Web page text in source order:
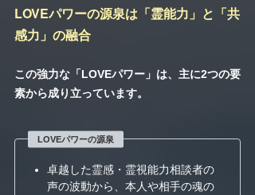
LOVEパワーの源泉は「霊能力」と「共
感力」の融合
この強力な「LOVEパワー」は、主に2つの要
素から成り立っています。
LOVEパワーの源泉
卓越した霊感・霊視能力相談者の
声の波動から、本人や相手の魂の